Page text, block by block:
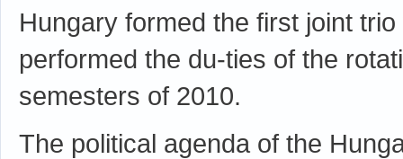
Hungary formed the first joint
performed the du-ties of the
semesters of 2010.
The political agenda of the